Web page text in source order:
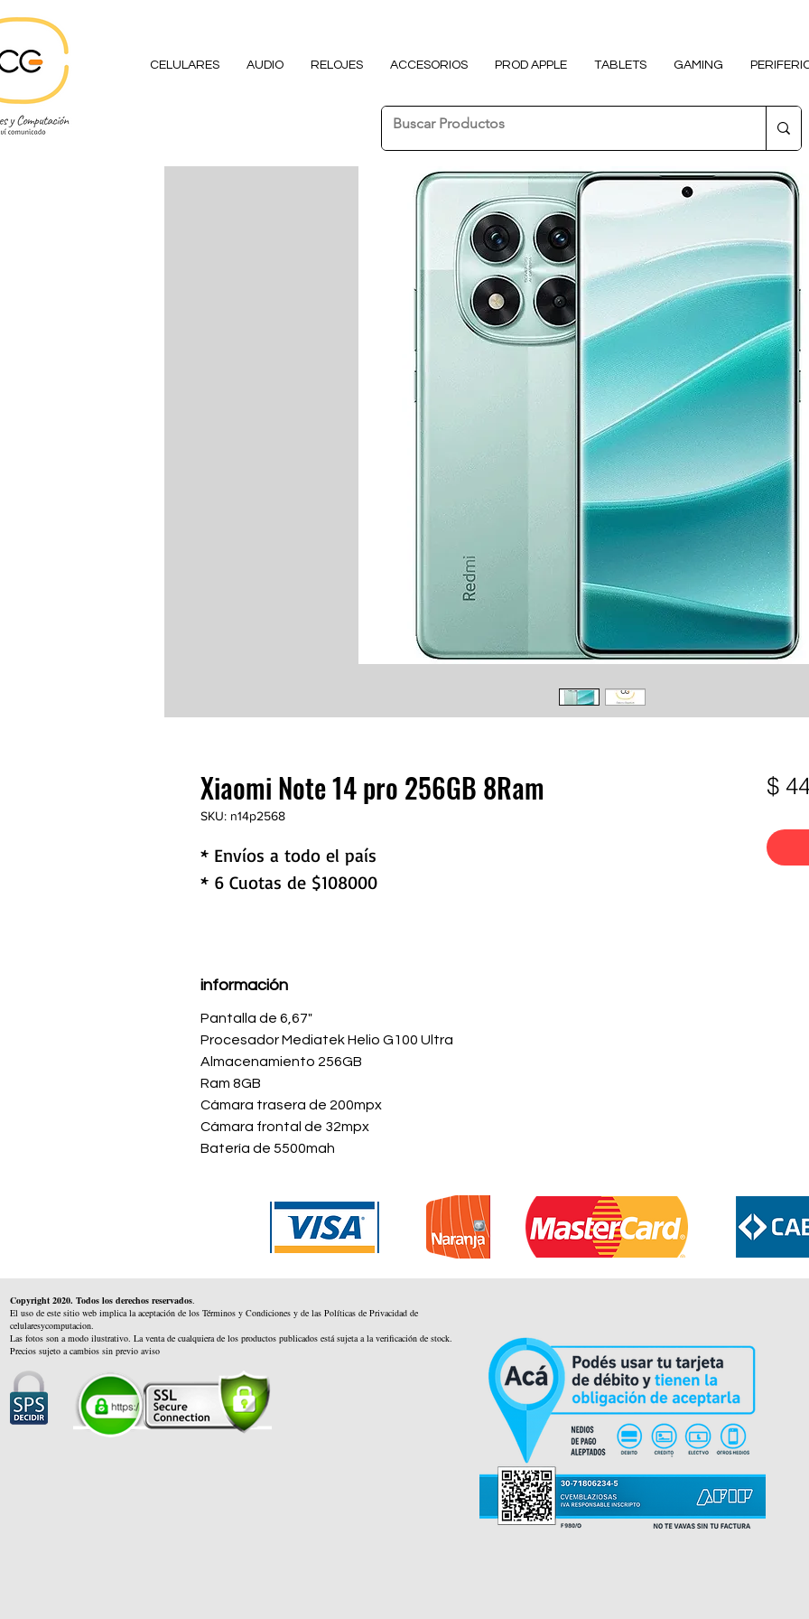
CELULARES AUDIO RELOJES ACCESORIOS PROD APPLE TABLETS GAMING
Xiaomi Note 14 pro 256GB 8Ram
SKU: n14p2568
* Envíos a todo el país
* 6 Cuotas de $108000
información
Pantalla de 6,67"
Procesador Mediatek Helio G100 Ultra
Almacenamiento 256GB
Ram 8GB
Cámara trasera de 200mpx
Cámara frontal de 32mpx
Batería de 5500mah
$
Copyright 2020. Todos los derechos reservados.
El uso de este sitio web implica la aceptación de los Términos y Condiciones y de las Políticas de Privacidad de
celularesycomputacion.
Las fotos son a modo ilustrativo. La venta de cualquiera de los productos publicados está sujeta a la verificación de stock.
Precios sujeto a cambios sin previo aviso